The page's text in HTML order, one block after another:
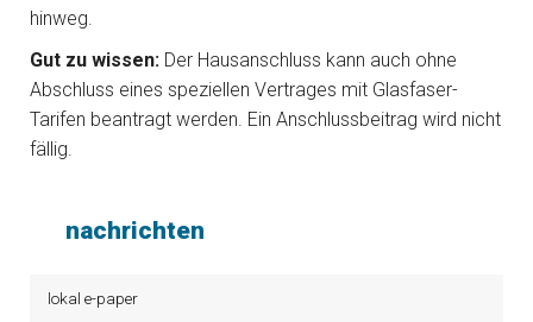
hinweg.
Gut zu wissen: Der Hausanschluss kann auch ohne
Abschluss eines speziellen Vertrages mit Glasfaser-
Tarifen beantragt werden. Ein Anschlussbeitrag wird nicht
fällig.
nachrichten
lokal e-paper